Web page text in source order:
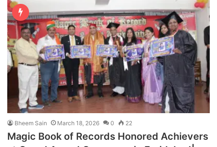
Bheem Sain March 18, 2026 0 22
Magic Book of Records Honored Achievers